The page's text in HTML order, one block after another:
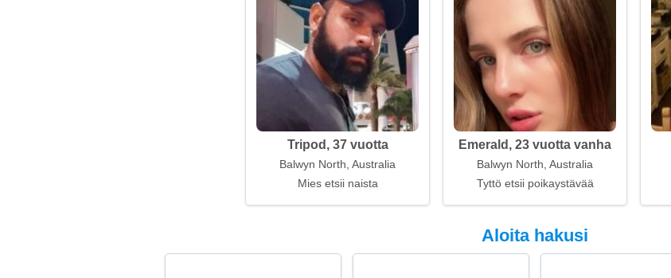
Tripod, 37 vuotta
Balwyn North, Australia
Mies etsii naista
Emerald, 23 vuotta vanha
Balwyn North, Australia
Tyttö etsii poikaystävää
Aloita hakusi